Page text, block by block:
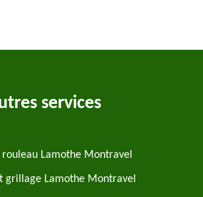
services
rouleau Lamothe Montravel
grillage Lamothe Montravel